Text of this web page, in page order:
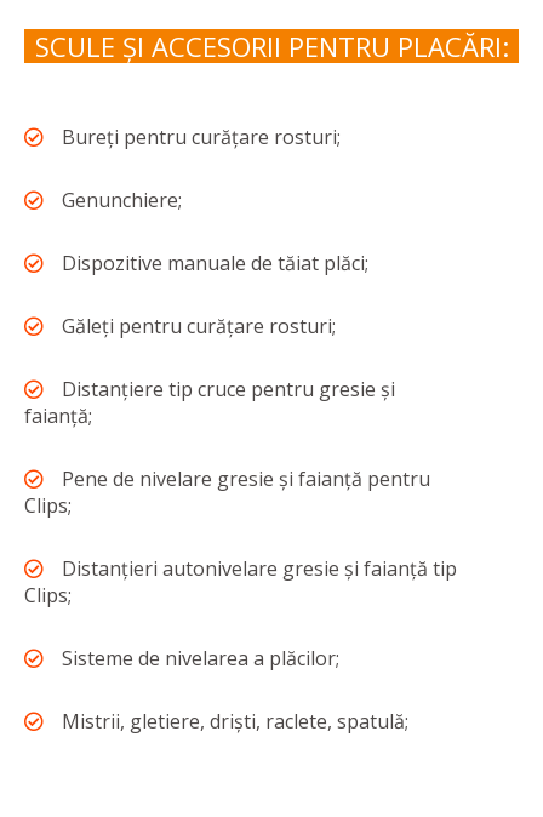
SCULE ȘI ACCESORII PENTRU PLACĂRI:
Bureți pentru curățare rosturi;
Genunchiere;
Dispozitive manuale de tăiat plăci;
Găleți pentru curățare rosturi;
Distanțiere tip cruce pentru gresie și
faianță;
Pene de nivelare gresie și faianță pentru
Clips;
Distanțieri autonivelare gresie și faianță tip
Clips;
Sisteme de nivelarea a plăcilor;
Mistrii, gletiere, driști, raclete, spatulă;